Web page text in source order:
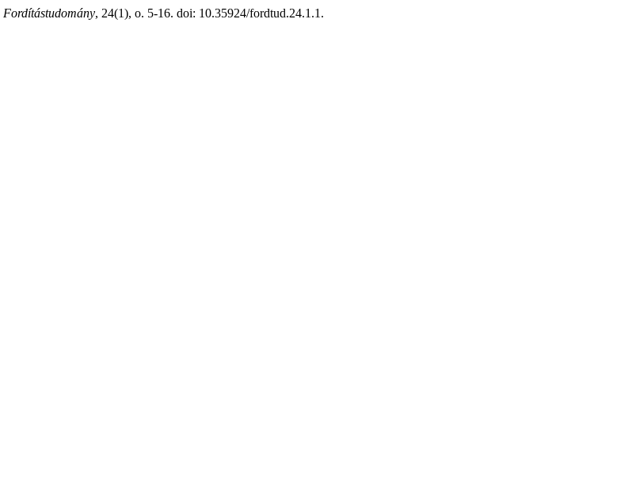
Fordítástudomány, 24(1), o. 5-16. doi: 10.35924/fordtud.24.1.1.